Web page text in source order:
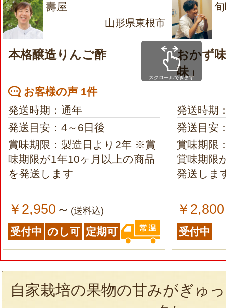
壽屋
山形県東根市
本格醸造りんご酢
お客様の声 1件
発送時期：通年
発送目安：4～6日後
賞味期限：製造日より2年 ※賞
味期限が1年10ヶ月以上の商品
を発送します
￥2,950 ～ (送料込)
受付中 のし可 定期可
おかず
味」
発送時期
発送目安
賞味期限
賞味期限
発送しま
￥2,800
受付中
スクロールできます
自家栽培の果物の甘みがぎゅ